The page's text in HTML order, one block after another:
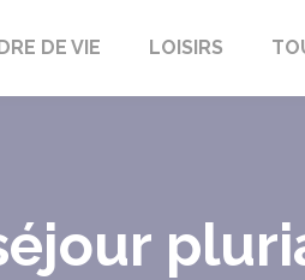
DE VIE LOISIRS